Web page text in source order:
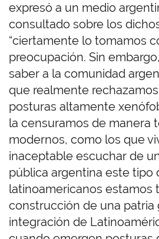
expresó a un medio
consultado sobre los
“ciertamente lo tomamos
preocupación. Sin
saber a la comunidad
que realmente
posturas altamente
la censuramos de manera
modernos, como los que
inaceptable escuchar de
pública argentina este tipo
latinoamericanos estamos
construcción de una patria
integración de